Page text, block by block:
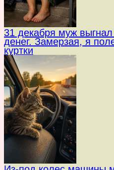
31 декабря муж
денег. Замерзая, я
куртки